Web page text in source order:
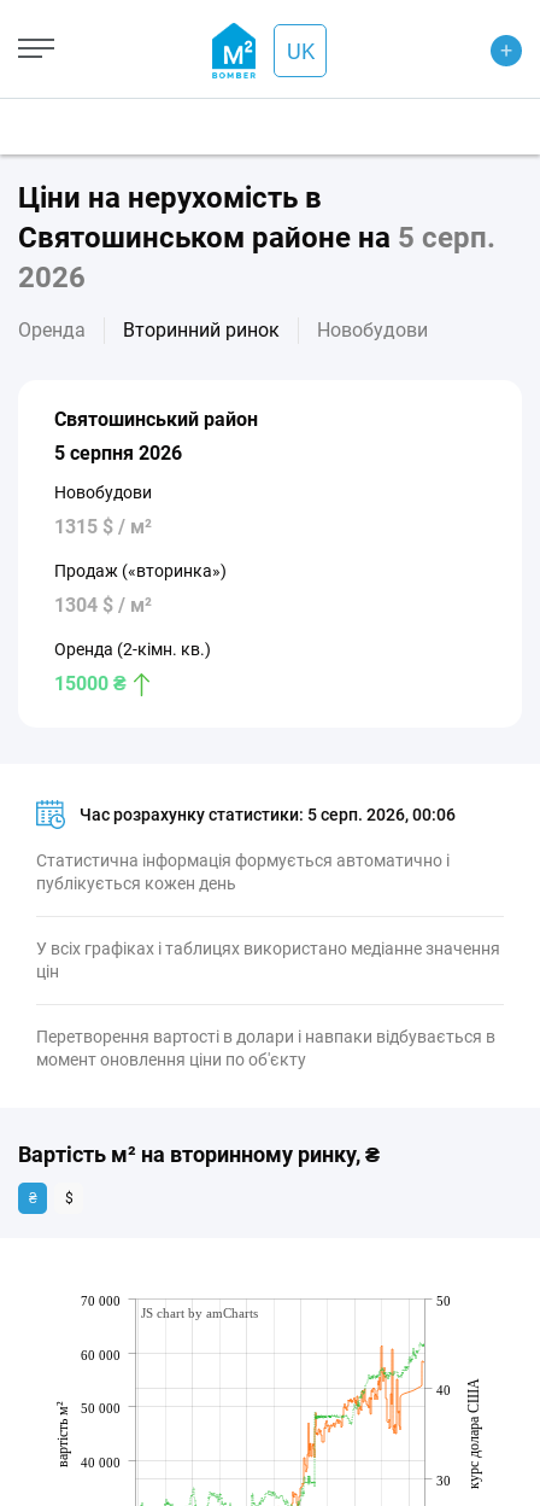
UK +
Ціни на нерухомість в
Святошинськом районе на 5 серп.
2026
Оренда Вторинний ринок Новобудови
Святошинський район
5 серпня 2026
Новобудови
1315 $ / м²
Продаж («вторинка»)
1304 $ / м²
Оренда (2-кімн. кв.)
15000 ₴
Час розрахунку статистики: 5 серп. 2026, 00:06
Статистична інформація формується автоматично і
публікується кожен день
У всіх графіках і таблицях використано медіанне значення
цін
Перетворення вартості в долари і навпаки відбувається в
момент оновлення ціни по об'єкту
Вартість м² на вторинному ринку, ₴
₴ $
40 000
50 000
60 000
70 000
вартість м²
30
40
50
курс долара США
JS chart by amCharts